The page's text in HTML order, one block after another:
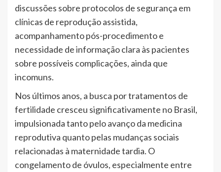
discussões sobre protocolos de segurança em
clínicas de reprodução assistida,
acompanhamento pós-procedimento e
necessidade de informação clara às pacientes
sobre possíveis complicações, ainda que
incomuns.
Nos últimos anos, a busca por tratamentos de
fertilidade cresceu significativamente no Brasil,
impulsionada tanto pelo avanço da medicina
reprodutiva quanto pelas mudanças sociais
relacionadas à maternidade tardia. O
congelamento de óvulos, especialmente entre